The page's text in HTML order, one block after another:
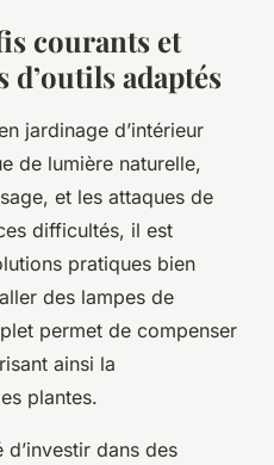
courants et
adaptés
jardinage d’intérieur
de lumière naturelle,
et les attaques de
difficultés, il est
pratiques bien
des lampes de
permet de compenser
ainsi la
plantes.
dans des